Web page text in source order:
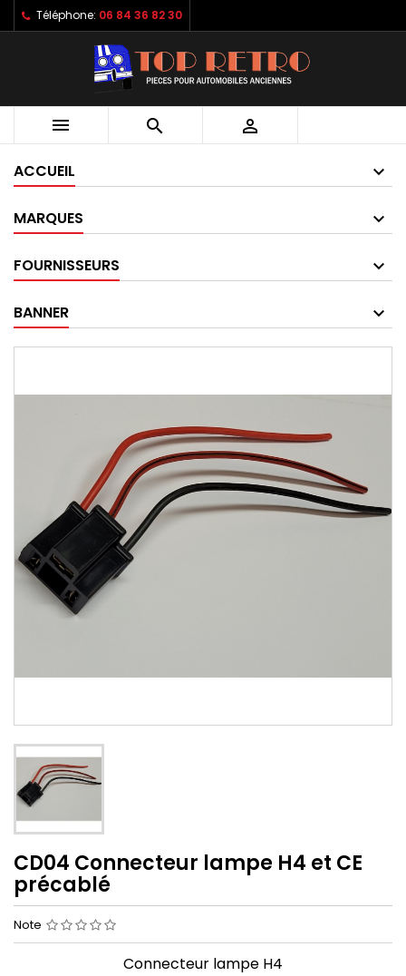
Téléphone: 06 84 36 82 30
  
ACCUEIL
MARQUES
FOURNISSEURS
BANNER
CD04 Connecteur lampe H4 et CE
précablé
Note
Connecteur lampe H4